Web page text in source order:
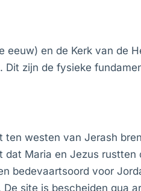
en de Kerk van de
Dit zijn de fysieke
ten westen van Jerash
Maria en Jezus rustten
bedevaartsoord voor
site is bescheiden qua